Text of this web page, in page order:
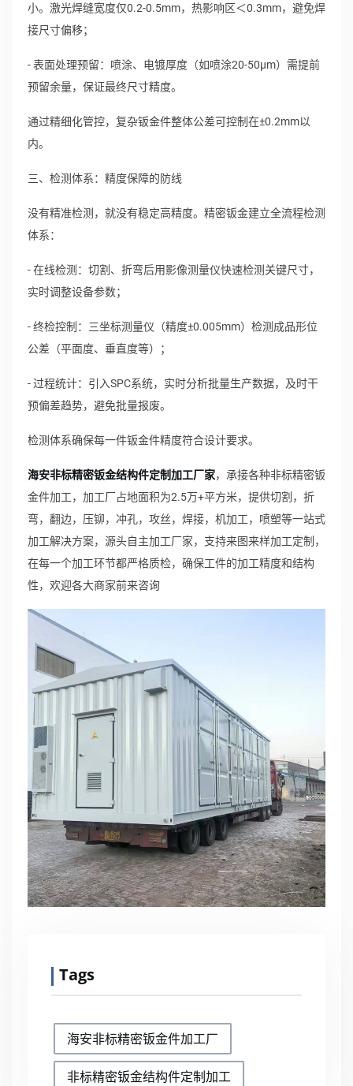
小。激光焊缝宽度仅0.2-0.5mm，热影响区＜0.3mm，避免焊
接尺寸偏移；
- 表面处理预留：喷涂、电镀厚度（如喷涂20-50μm）需提前
预留余量，保证最终尺寸精度。
通过精细化管控，复杂钣金件整体公差可控制在±0.2mm以
内。
三、检测体系：精度保障的防线
没有精准检测，就没有稳定高精度。精密钣金建立全流程检测
体系：
- 在线检测：切割、折弯后用影像测量仪快速检测关键尺寸，
实时调整设备参数；
- 终检控制：三坐标测量仪（精度±0.005mm）检测成品形位
公差（平面度、垂直度等）；
- 过程统计：引入SPC系统，实时分析批量生产数据，及时干
预偏差趋势，避免批量报废。
检测体系确保每一件钣金件精度符合设计要求。
海安非标精密钣金结构件定制加工厂家，承接各种非标精密钣
金件加工，加工厂占地面积为2.5万+平方米，提供切割，折
弯，翻边，压铆，冲孔，攻丝，焊接，机加工，喷塑等一站式
加工解决方案，源头自主加工厂家，支持来图来样加工定制，
在每一个加工环节都严格质检，确保工件的加工精度和结构
性，欢迎各大商家前来咨询
Tags
海安非标精密钣金件加工厂
非标精密钣金结构件定制加工